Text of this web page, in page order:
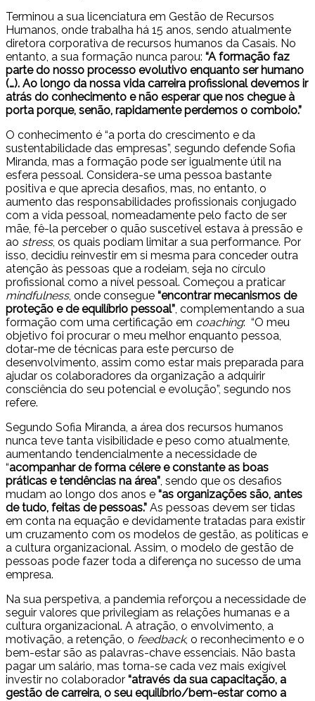
Terminou a sua licenciatura em Gestão de Recursos
Humanos, onde trabalha há 15 anos, sendo atualmente
diretora corporativa de recursos humanos da Casais. No
entanto, a sua formação nunca parou: “A formação faz
parte do nosso processo evolutivo enquanto ser humano
(…). Ao longo da nossa vida carreira profissional devemos ir
atrás do conhecimento e não esperar que nos chegue à
porta porque, senão, rapidamente perdemos o comboio.”
O conhecimento é “a porta do crescimento e da
sustentabilidade das empresas”, segundo defende Sofia
Miranda, mas a formação pode ser igualmente útil na
esfera pessoal. Considera-se uma pessoa bastante
positiva e que aprecia desafios, mas, no entanto, o
aumento das responsabilidades profissionais conjugado
com a vida pessoal, nomeadamente pelo facto de ser
mãe, fê-la perceber o quão suscetível estava à pressão e
ao stress, os quais podiam limitar a sua performance. Por
isso, decidiu reinvestir em si mesma para conceder outra
atenção às pessoas que a rodeiam, seja no círculo
profissional como a nível pessoal. Começou a praticar
mindfulness, onde consegue “encontrar mecanismos de
proteção e de equilíbrio pessoal”, complementando a sua
formação com uma certificação em coaching: “O meu
objetivo foi procurar o meu melhor enquanto pessoa,
dotar-me de técnicas para este percurso de
desenvolvimento, assim como estar mais preparada para
ajudar os colaboradores da organização a adquirir
consciência do seu potencial e evolução”, segundo nos
refere.
Segundo Sofia Miranda, a área dos recursos humanos
nunca teve tanta visibilidade e peso como atualmente,
aumentando tendencialmente a necessidade de
“acompanhar de forma célere e constante as boas
práticas e tendências na área”, sendo que os desafios
mudam ao longo dos anos e “as organizações são, antes
de tudo, feitas de pessoas.” As pessoas devem ser tidas
em conta na equação e devidamente tratadas para existir
um cruzamento com os modelos de gestão, as políticas e
a cultura organizacional. Assim, o modelo de gestão de
pessoas pode fazer toda a diferença no sucesso de uma
empresa.
Na sua perspetiva, a pandemia reforçou a necessidade de
seguir valores que privilegiam as relações humanas e a
cultura organizacional. A atração, o envolvimento, a
motivação, a retenção, o feedback, o reconhecimento e o
bem-estar são as palavras-chave essenciais. Não basta
pagar um salário, mas torna-se cada vez mais exigível
investir no colaborador “através da sua capacitação, a
gestão de carreira, o seu equilíbrio/bem-estar como a